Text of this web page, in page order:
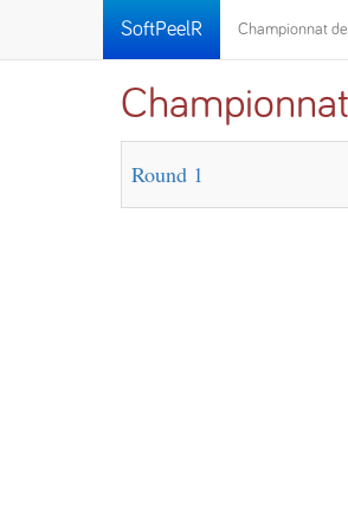
SoftPeelR Championnat
Round 1